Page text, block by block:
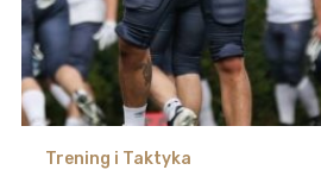
Trening i Taktyka